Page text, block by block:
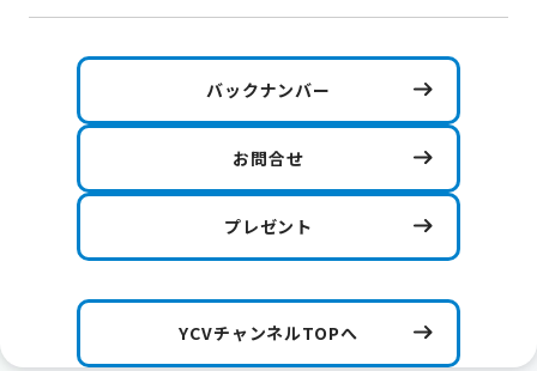
バックナンバー
お問合せ
プレゼント
YCVチャンネルTOPへ